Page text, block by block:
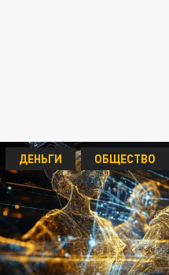
ДЕНЬГИ ОБЩЕСТВО